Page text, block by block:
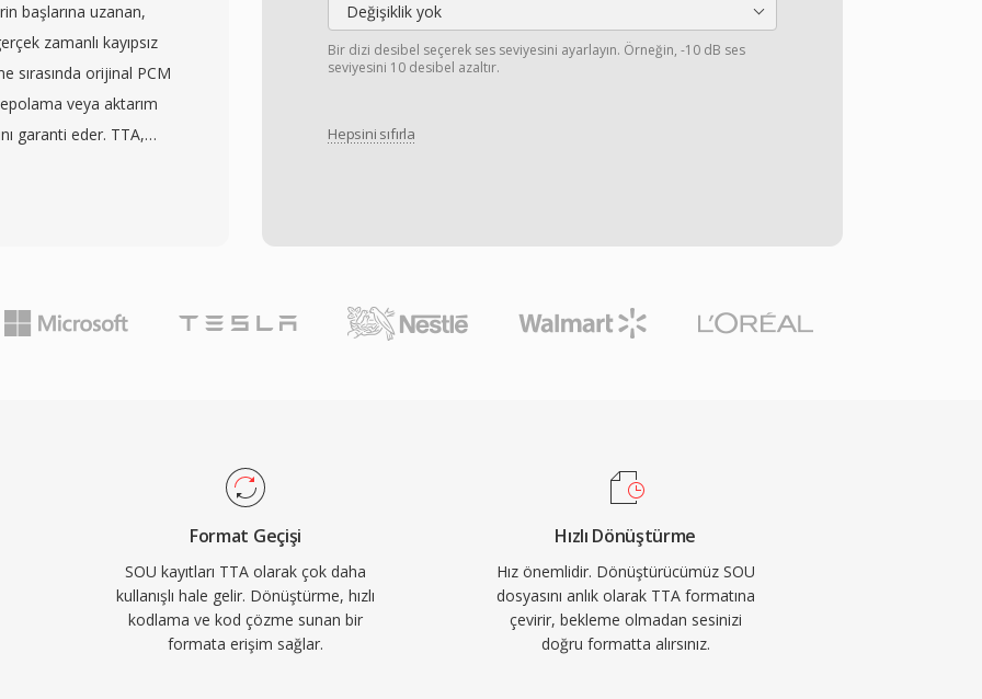
Değişiklik yok
Bir dizi desibel seçerek ses seviyesini ayarlayın. Örneğin, -10 dB ses
seviyesini 10 desibel azaltır.
Hepsini sıfırla
formatları pratik bir
dijitalleştiriciler
mutlak sadeliktir:
ayrıştırması
sahip herhangi bir
donanım
başlarına uzanan,
zamanlı kayıpsız
sırasında orijinal PCM
veya aktarım
garanti eder. TTA,
tam sayı örneklere
Dosya yapısı
böylece parça
GNU GPL lisansı
üçüncü taraf
yeni kodekler
olsa da TTA,
kullanıcılara hizmet
Format Geçişi
SOU kayıtları TTA olarak çok daha
kullanışlı hale gelir. Dönüştürme, hızlı
kodlama ve kod çözme sunan bir
formata erişim sağlar.
Hızlı Dönüştürme
Hız önemlidir. Dönüştürücümüz SOU
dosyasını anlık olarak TTA formatına
çevirir, bekleme olmadan sesinizi
doğru formatta alırsınız.